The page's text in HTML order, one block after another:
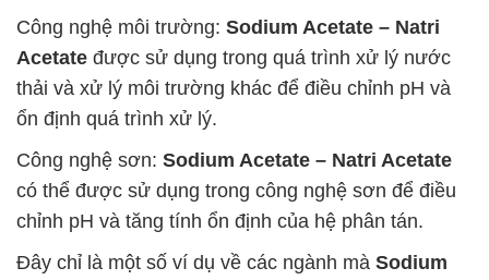
Công nghệ môi trường: Sodium Acetate – Natri
Acetate được sử dụng trong quá trình xử lý nước
thải và xử lý môi trường khác để điều chỉnh pH và
ổn định quá trình xử lý.
Công nghệ sơn: Sodium Acetate – Natri Acetate
có thể được sử dụng trong công nghệ sơn để điều
chỉnh pH và tăng tính ổn định của hệ phân tán.
Đây chỉ là một số ví dụ về các ngành mà Sodium